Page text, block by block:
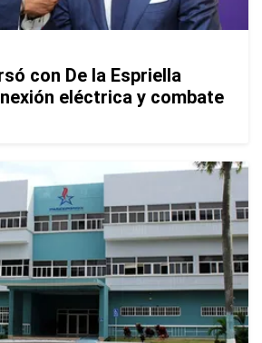
con De la Espriella
eléctrica y combate